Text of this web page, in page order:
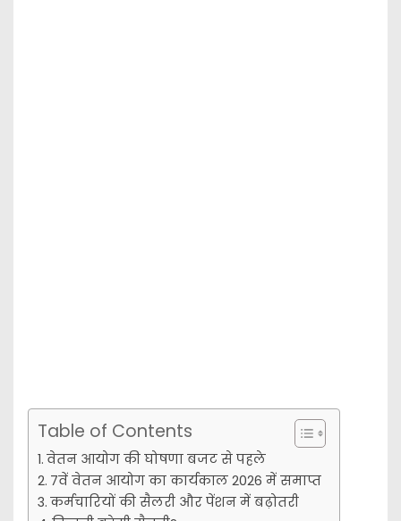
Table of Contents
वेतन आयोग की घोषणा बजट से पहले
7वें वेतन आयोग का कार्यकाल 2026 में समाप्त
कर्मचारियों की सैलरी और पेंशन में बढ़ोतरी